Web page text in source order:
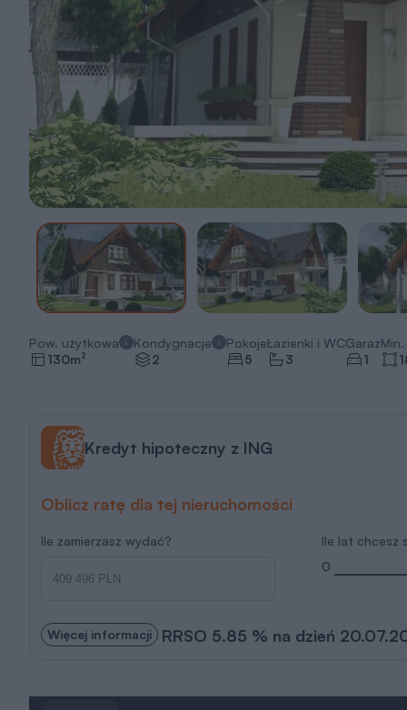
Pow. użytkowa
130m2
Kondygnacje
2
Pokoje
5
Łazienki i WC
3
Garaż
1
Min.
Kredyt hipoteczny z ING
Oblicz ratę dla tej nieruchomości
Ile zamierzasz wydać?
Ile lat chcesz
0
Więcej informacji RRSO 5.85 % na dzień